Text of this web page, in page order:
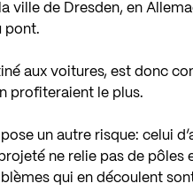
ville de Dresden, en
pont.
aux voitures, est donc
profiteraient le plus.
un autre risque: celui
ne relie pas de pôles
qui en découlent